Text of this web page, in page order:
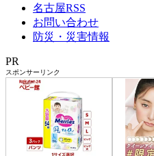
名古屋RSS
お問い合わせ
防災・災害情報
PR
スポンサーリンク